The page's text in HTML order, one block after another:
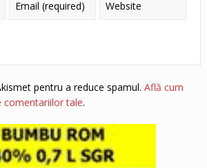
pentru a reduce spamul. Află cum
comentariilor tale.